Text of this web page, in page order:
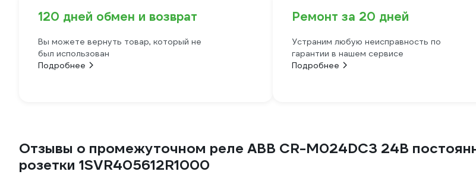
120 дней обмен и возврат
Вы можете вернуть товар, который не
был использован
Подробнее
Ремонт за 20 дней
Устраним любую неисправность по
гарантии в нашем сервисе
Подробнее
Отзывы о промежуточном реле ABB CR-M024DC3 24В
розетки 1SVR405612R1000